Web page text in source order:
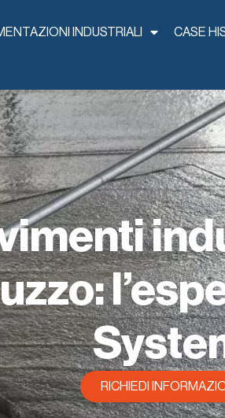
INDUSTRIALI CASE
RICHIEDI